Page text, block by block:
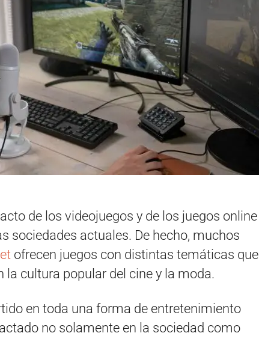
de los videojuegos y de los juegos online
sociedades actuales. De hecho, muchos
ofrecen juegos con distintas temáticas que
cultura popular del cine y la moda.
en toda una forma de entretenimiento
no solamente en la sociedad como